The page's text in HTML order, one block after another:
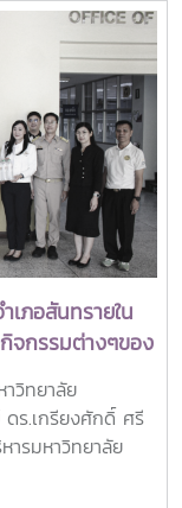
ภาคที่มอบแก่ศิษย์
งวิชาชีพ มีภาวะผู้นำ
ษตร ชนบท ชุมชน
เชิดชูเกียรติศิษย์
SEARCA ซึ่งได้
ด้รับจากการศึกษา
และภูมิภาคเอเชีย
ท้อนค่านิยมและ
าชีพ การบริการ
การพิจารณา
การสอน
าธารณะและการ
นผู้ประกอบการ
ปธรรมต่อการ
ภอสันทรายใน
กรรมต่างๆของ
วิทยาลัย
ดร.เกรียงศักดิ์ ศรี
รมหาวิทยาลัย